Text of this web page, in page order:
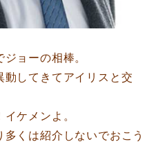
ョーの相棒。
してきてアイリスと交
ケメンよ。
くは紹介しないでおこう